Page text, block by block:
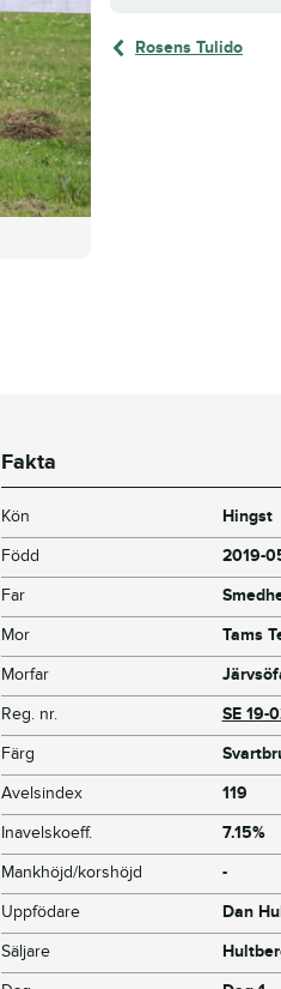
Rosens Tulido
Fakta
Kön
Hingst
Född
2019-
Far
Mor
Tams
Morfar
Reg. nr.
SE 19-
Färg
Avelsindex
119
Inavelskoeff.
7.15%
Mankhöjd/korshöjd
-
Uppfödare
Dan
Säljare